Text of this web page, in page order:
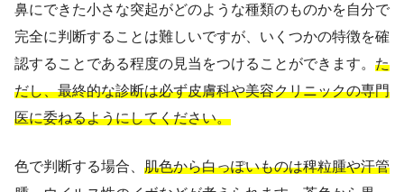
鼻にできた小さな突起がどのような種類のものかを自分で
完全に判断することは難しいですが、いくつかの特徴を確
認することである程度の見当をつけることができます。 た
だし、最終的な診断は必ず皮膚科や美容クリニックの専門
医に委ねるようにしてください。
色で判断する場合、 肌色から白っぽいものは稗粒腫や汗管